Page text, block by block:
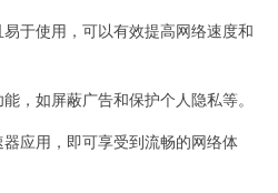
于使用，可以有效提高网络速度和
如屏蔽广告和保护个人隐私等。
应用，即可享受到流畅的网络体